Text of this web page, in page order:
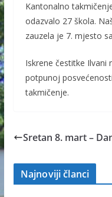
Kantonalno
odazvalo 27 škola.
zauzela je 7. mjesto
Iskrene čestitke Ilvani
potpunoj
takmičenje.
Sretan 8. mart –
Najnoviji članci